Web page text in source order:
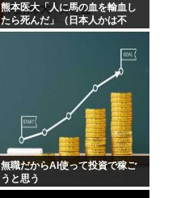
熊本医大「人に馬の血を輸血し
たら死んだ」（日本人かは不
明）
無職だからAI使って投資で稼ご
うと思う